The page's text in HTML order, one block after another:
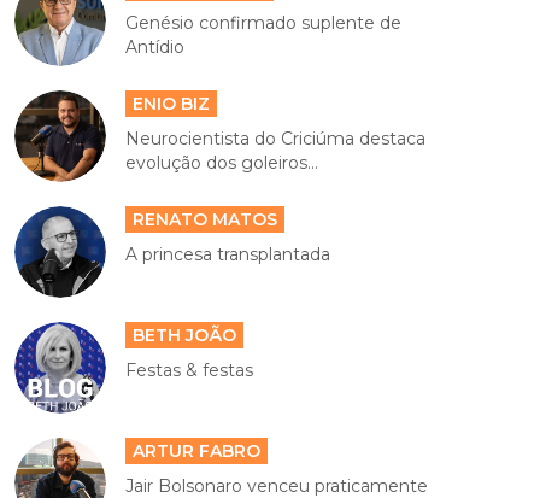
Genésio confirmado suplente de
Antídio
ENIO BIZ
Neurocientista do Criciúma destaca
evolução dos goleiros...
RENATO MATOS
A princesa transplantada
BETH JOÃO
Festas & festas
ARTUR FABRO
Jair Bolsonaro venceu praticamente